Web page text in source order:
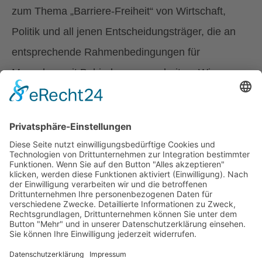
zum Thema „Barriere-Freiheit“ von Wirtschaft,
Politik und all jenen Entscheidungsträger, die an
entsprechende Rahmenbedingungen für
Menschen mit Behinderungen arbeiten. Wir
schaffen Bewusstsein zum Thema Behinderung in
Wir entwickeln unser Angebot bedarfsorientiert
laufend weiter.
© 2025 ÖZIV Tirol – Alle Rechte vorbehalten